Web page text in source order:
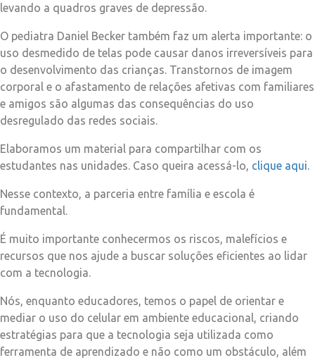
levando a quadros graves de depressão.
O pediatra Daniel Becker também faz um alerta importante: o
uso desmedido de telas pode causar danos irreversíveis para
o desenvolvimento das crianças. Transtornos de imagem
corporal e o afastamento de relações afetivas com familiares
e amigos são algumas das consequências do uso
desregulado das redes sociais.
Elaboramos um material para compartilhar com os
estudantes nas unidades. Caso queira acessá-lo, clique aqui.
Nesse contexto, a parceria entre família e escola é
fundamental.
É muito importante conhecermos os riscos, malefícios e
recursos que nos ajude a buscar soluções eficientes ao lidar
com a tecnologia.
Nós, enquanto educadores, temos o papel de orientar e
mediar o uso do celular em ambiente educacional, criando
estratégias para que a tecnologia seja utilizada como
ferramenta de aprendizado e não como um obstáculo, além